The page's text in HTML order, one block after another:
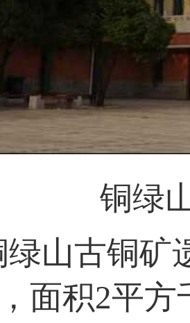
铜绿
绿山古铜矿
面积2平